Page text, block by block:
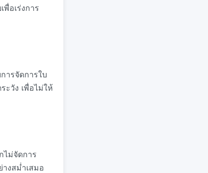
อเร่งการ
ารจัดการใบ
ะวัง เพื่อไม่ให้
ไม่จัดการ
งสม่ำเสมอ